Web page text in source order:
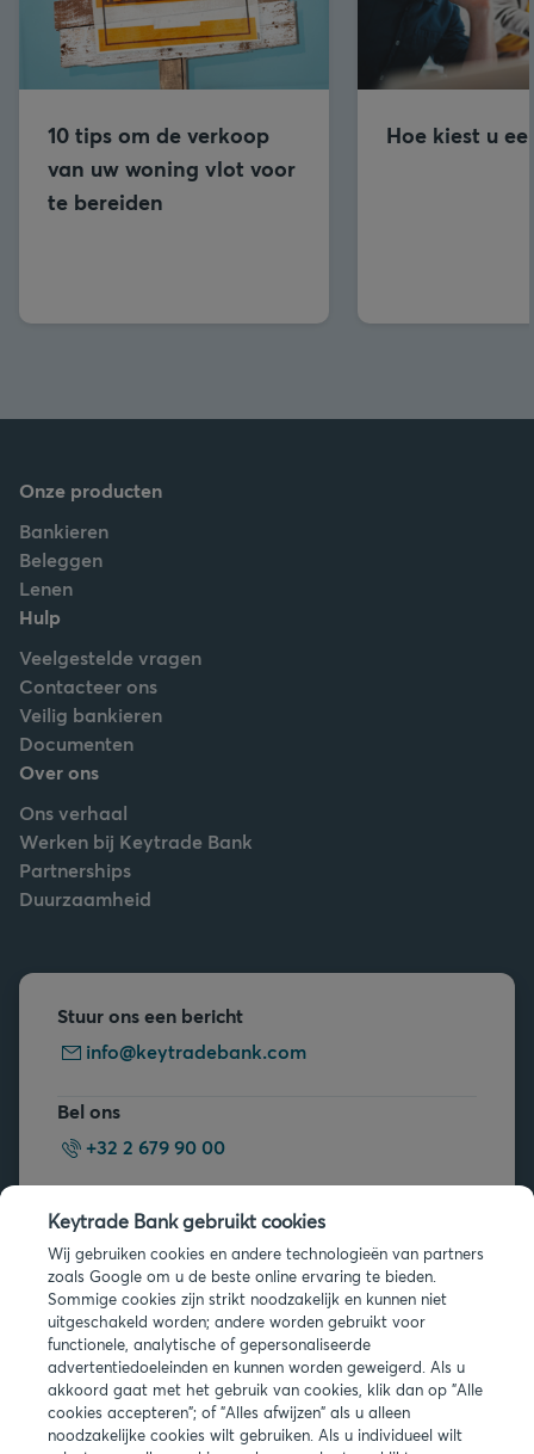
10 tips om de verkoop
van uw woning vlot voor
te bereiden
Hoe kiest u
Onze producten
Bankieren
Beleggen
Lenen
Hulp
Veelgestelde vragen
Contacteer ons
Veilig bankieren
Documenten
Over ons
Ons verhaal
Werken bij Keytrade Bank
Partnerships
Duurzaamheid
Stuur ons een bericht
info@keytradebank.com
Bel ons
+32 2 679 90 00
Veelgestelde vragen
Juridische info
Privacy
Keytrade Bank gebruikt cookies
Wij gebruiken cookies en andere technologieën van partners
zoals Google om u de beste online ervaring te bieden.
Sommige cookies zijn strikt noodzakelijk en kunnen niet
uitgeschakeld worden; andere worden gebruikt voor
functionele, analytische of gepersonaliseerde
advertentiedoeleinden en kunnen worden geweigerd. Als u
akkoord gaat met het gebruik van cookies, klik dan op "Alle
cookies accepteren"; of "Alles afwijzen" als u alleen
noodzakelijke cookies wilt gebruiken. Als u individueel wilt